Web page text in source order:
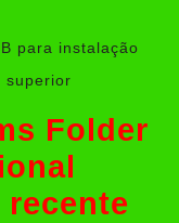
para instalação
superior
Folder
recente